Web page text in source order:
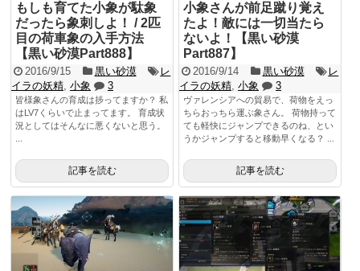
もしも育てた小象が駄象
だったら象刺しよ！ / 2匹
目の荷車象の入手方法
【黒い砂漠Part888】
2016/9/15 黒い砂漠
レ
イラの妖精, 小象 3
皆様象さんの育成は捗ってますか？ 私
はLV7くらいで止まってます。 育成状
況としてはそんなに悪くないと思う。
記事を読む
小象さんが前足蹴り覚え
たよ！敵には一切当たら
ないよ！【黒い砂漠
Part887】
2016/9/14 黒い砂漠
レ
イラの妖精, 小象 3
ヴァレンシアへの貿易で、荷物をえっ
ちらおっちら運ぶ象さん。 荷物持って
ても軽快にジャンプできるのね、とい
うかジャンプすると移動早くなる？ ...
記事を読む